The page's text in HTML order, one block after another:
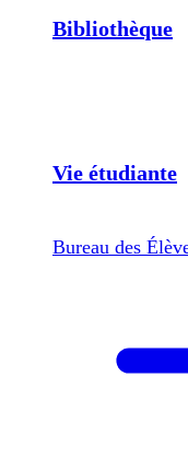
Bibliothèque
Vie étudiante
Bureau des